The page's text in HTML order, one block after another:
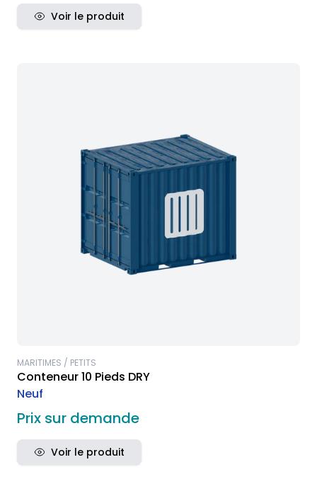
Voir le produit
MARITIMES / PETITS
Conteneur 10 Pieds DRY
Neuf
Prix sur demande
Voir le produit